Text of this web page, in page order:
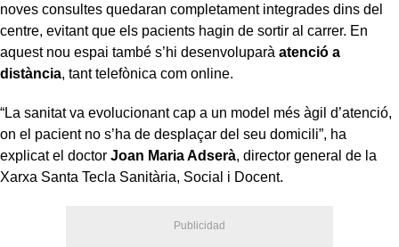
noves consultes quedaran completament integrades dins del
centre, evitant que els pacients hagin de sortir al carrer. En
aquest nou espai també s’hi desenvoluparà atenció a
distància, tant telefònica com online.
“La sanitat va evolucionant cap a un model més àgil d’atenció,
on el pacient no s’ha de desplaçar del seu domicili”, ha
explicat el doctor Joan Maria Adserà, director general de la
Xarxa Santa Tecla Sanitària, Social i Docent.